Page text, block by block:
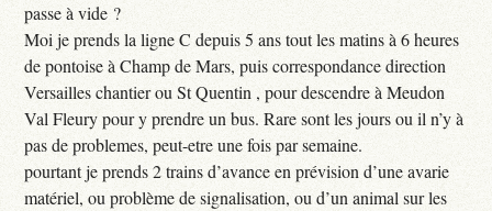
passe à vide ?
Moi je prends la ligne C depuis 5 ans tout les matins à 6 heures
de pontoise à Champ de Mars, puis correspondance direction
Versailles chantier ou St Quentin , pour descendre à Meudon
Val Fleury pour y prendre un bus. Rare sont les jours ou il n’y à
pas de problemes, peut-etre une fois par semaine.
pourtant je prends 2 trains d’avance en prévision d’une avarie
matériel, ou problème de signalisation, ou d’un animal sur les